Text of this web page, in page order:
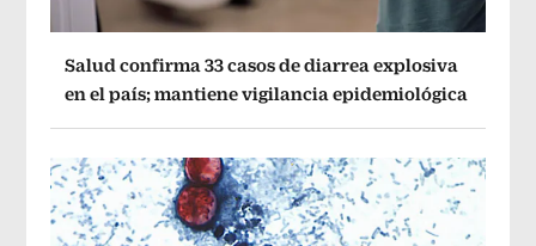
Salud confirma 33 casos de diarrea explosiva
en el país; mantiene vigilancia epidemiológica